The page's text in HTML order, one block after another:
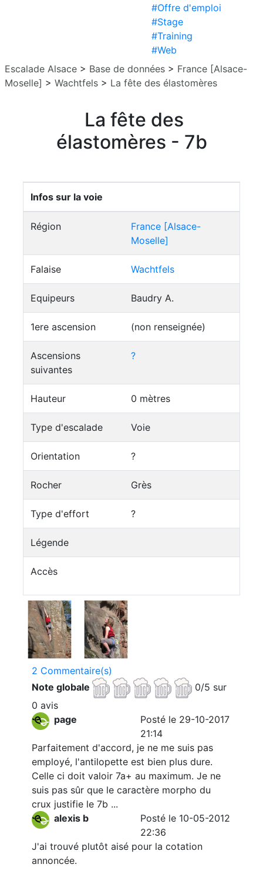
#Offre d'emploi
#Stage
#Training
#Web
Escalade Alsace > Base de données > France [Alsace-
Moselle] > Wachtfels > La fête des élastomères
La fête des
élastomères - 7b
Infos sur la voie
Région
France [Alsace-
Moselle]
Falaise Wachtfels
Equipeurs Baudry A.
1ere ascension (non renseignée)
Ascensions
suivantes
?
Hauteur 0 mètres
Type d'escalade Voie
Orientation ?
Rocher Grès
Type d'effort ?
Légende
Accès
2 Commentaire(s)
Note globale
0/5 sur
0 avis
page
Posté le 29-10-2017
21:14
Parfaitement d'accord, je ne me suis pas
employé, l'antilopette est bien plus dure.
Celle ci doit valoir 7a+ au maximum. Je ne
suis pas sûr que le caractère morpho du
crux justifie le 7b ...
alexis b
Posté le 10-05-2012
22:36
J'ai trouvé plutôt aisé pour la cotation
annoncée.